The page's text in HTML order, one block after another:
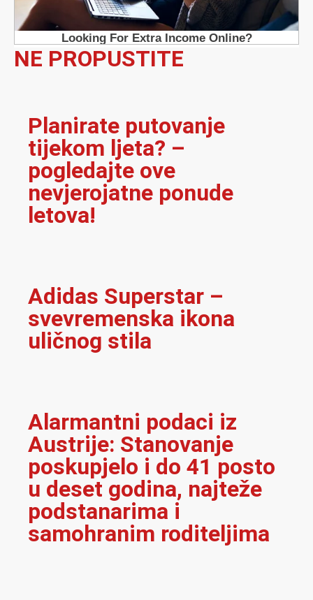
NE PROPUSTITE
Planirate putovanje
tijekom ljeta? –
pogledajte ove
nevjerojatne ponude
letova!
Adidas Superstar –
svevremenska ikona
uličnog stila
Alarmantni podaci iz
Austrije: Stanovanje
poskupjelo i do 41 posto
u deset godina, najteže
podstanarima i
samohranim roditeljima